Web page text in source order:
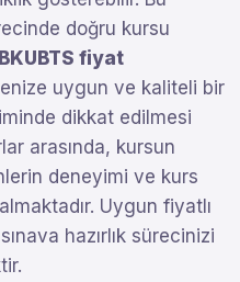
doğru kursu
BKUBTS fiyat
uygun ve kaliteli bir
dikkat edilmesi
arasında, kursun
deneyimi ve kurs
Uygun fiyatlı
hazırlık sürecinizi